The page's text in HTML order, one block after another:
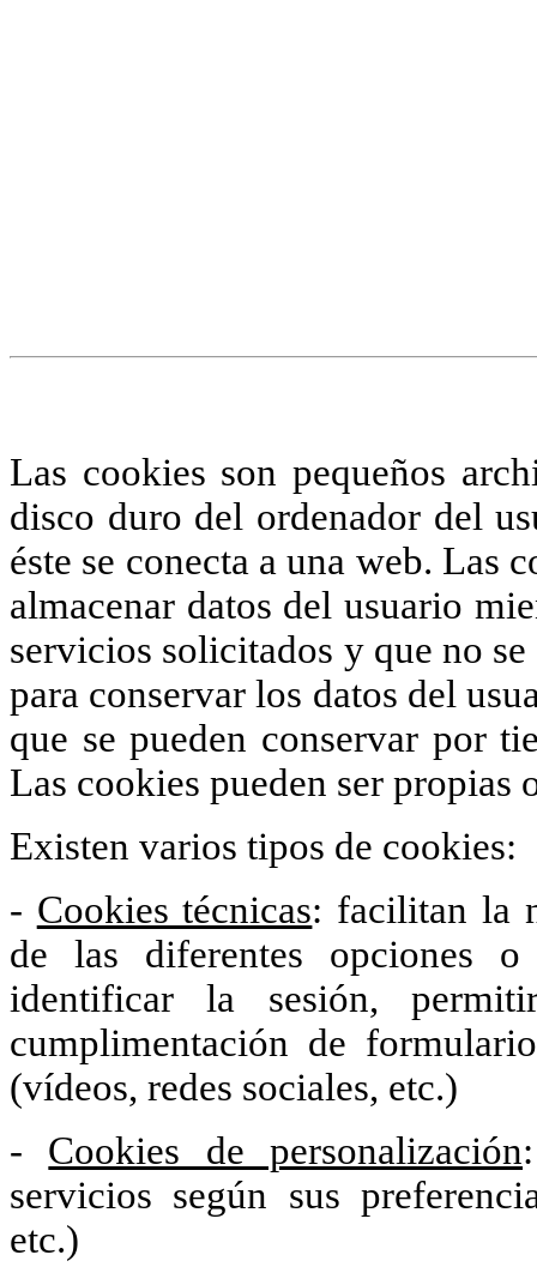
Las cookies son pequeños
disco duro del ordenador del
éste se conecta a una web. Las
almacenar datos del usuario
servicios solicitados y que no
para conservar los datos del
que se pueden conservar por
Las cookies pueden ser propias
Existen varios tipos de cookies:
- Cookies técnicas: facilitan la
de las diferentes opciones
identificar la sesión,
cumplimentación de
(vídeos, redes sociales, etc.)
- Cookies de personalización
servicios según sus
etc.)